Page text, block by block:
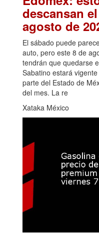
descansan
agosto de
El sábado puede
auto, pero este 8 de
tendrán que quedarse
Sabatino estará
parte del Estado de
del mes. La re
Xataka México